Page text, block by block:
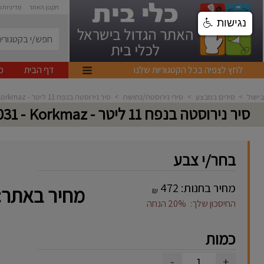
תקנון האתר
לחץ לצפיה בכל הקטגוריות שלנו דף הבית
בישול > סירים במבצע > סירי נירוסטה/נחושת > סיר נירוסטה בנפח 11 ליטר - Korkmaz
סיר נירוסטה בנפח 11 ליטר - Korkmaz - A1031
בחר/י צבע
מחיר בחנות: ₪
החיסכון שלך: 20% הנחה מחיר
כמות
נגישות